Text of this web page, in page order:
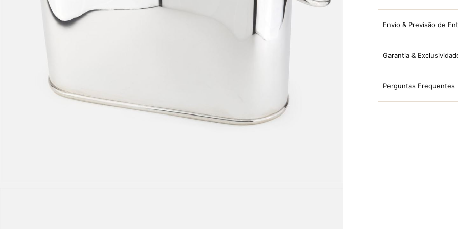
Envio & Previsão de
Garantia &
Perguntas Frequentes